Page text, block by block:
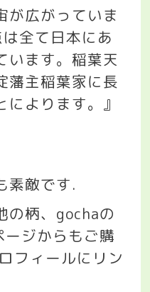
が広がっていま
は全て日本にあ
います。稲葉天
藩主稲葉家に長
よります。』
素敵です.
柄、 gochaの
ジからもご購
フィールにリン